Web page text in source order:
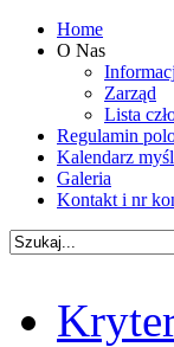
Home
O Nas
Zarząd
Lista
Regulamin
Kalendarz
Galeria
Kontakt i nr